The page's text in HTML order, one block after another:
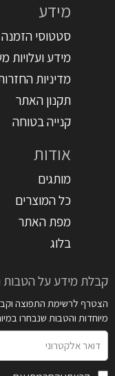
מידע
סטטוסי
מידע ועלויות
מדיניות
תקנון האתר
קנייה בטוחה
אודות
מותגים
כל המוצרים
מפת האתר
בלוג
קבלת מידע על הטבות
הצטרף לרשימת התפוצה
מיוחדות והטבות שנבחרו
אלקטרוני